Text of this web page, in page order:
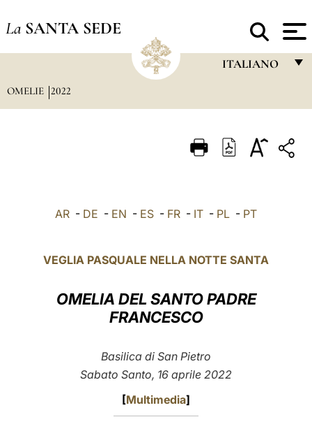
La SANTA SEDE
ITALIANO
ITALIANO
POLSKI
中文
OMELIE 2022
AR - DE - EN - ES - FR - IT - PL - PT
VEGLIA PASQUALE NELLA NOTTE SANTA
OMELIA DEL SANTO PADRE
FRANCESCO
Basilica di San Pietro
Sabato Santo, 16 aprile 2022
[Multimedia]